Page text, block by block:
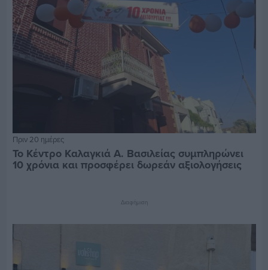
Πριν 20 ημέρες
Το Κέντρο Καλαγκιά Α. Βασιλείας συμπληρώνει
10 χρόνια και προσφέρει δωρεάν αξιολογήσεις
Διαφήμιση